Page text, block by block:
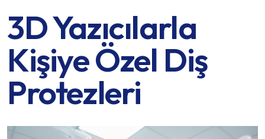
3D Yazıcılarla
Kişiye Özel Diş
Protezleri